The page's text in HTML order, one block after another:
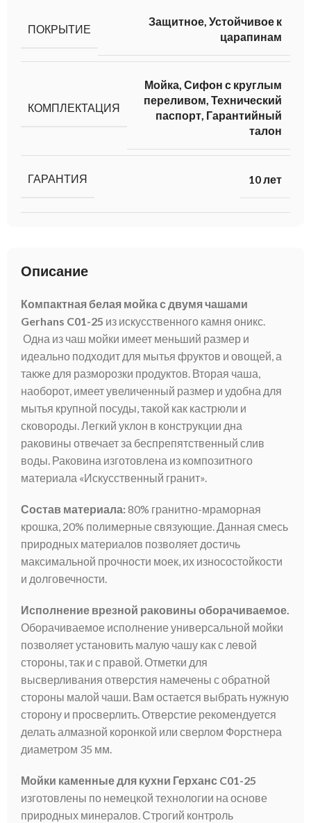
Описание
Компактная белая мойка с двумя чашами
Gerhans C01-25 из искусственного камня оникс.
Одна из чаш мойки имеет меньший размер и
идеально подходит для мытья фруктов и овощей, а
также для разморозки продуктов. Вторая чаша,
наоборот, имеет увеличенный размер и удобна для
мытья крупной посуды, такой как кастрюли и
сковороды. Легкий уклон в конструкции дна
раковины отвечает за беспрепятственный слив
воды. Раковина изготовлена из композитного
материала «Искусственный гранит».
Состав материала:80% гранитно-мраморная
крошка, 20% полимерные связующие. Данная смесь
природных материалов позволяет достичь
максимальной прочности моек, их износостойкости
и долговечности.
Исполнение врезной раковины оборачиваемое.
Оборачиваемое исполнение универсальной мойки
позволяет установить малую чашу как с левой
стороны, так и с правой. Отметки для
высверливания отверстия намечены с обратной
стороны малой чаши. Вам остается выбрать нужную
сторону и просверлить. Отверстие рекомендуется
делать алмазной коронкой или сверлом Форстнера
диаметром 35 мм.
Мойки каменные для кухни Герханс C01-25
изготовлены по немецкой технологии на основе
природных минералов. Строгий контроль
ПОКРЫТИЕ
Защитное, Устойчивое к
царапинам
КОМПЛЕКТАЦИЯ
Мойка, Сифон с круглым
переливом, Технический
паспорт, Гарантийный
талон
ГАРАНТИЯ 10 лет